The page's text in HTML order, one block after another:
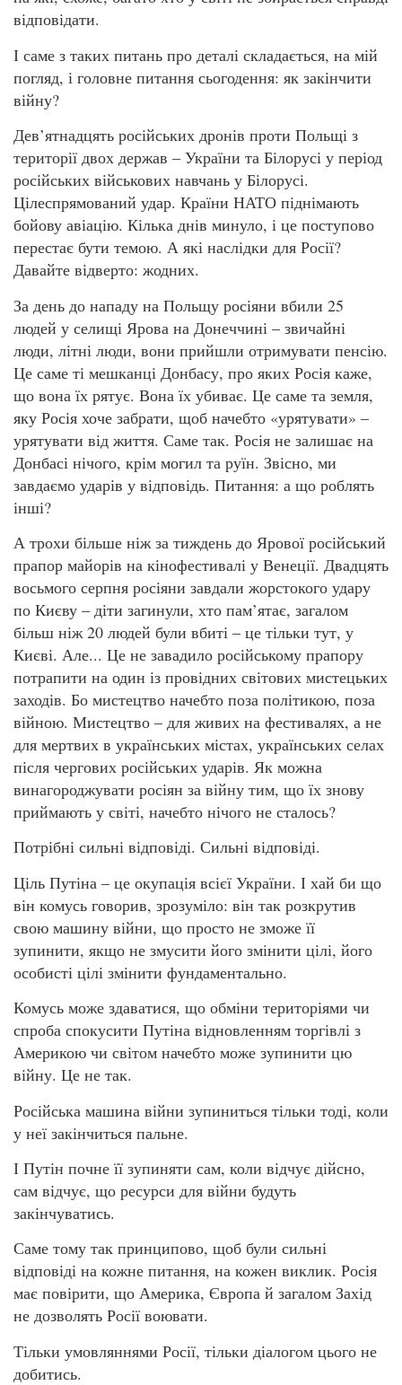
відповідати.
І саме з таких питань про деталі складається, на мій
погляд, і головне питання сьогодення: як закінчити
війну?
Дев’ятнадцять російських дронів проти Польщі з
території двох держав – України та Білорусі у період
російських військових навчань у Білорусі.
Цілеспрямований удар. Країни НАТО піднімають
бойову авіацію. Кілька днів минуло, і це поступово
перестає бути темою. А які наслідки для Росії?
Давайте відверто: жодних.
За день до нападу на Польщу росіяни вбили 25
людей у селищі Ярова на Донеччині – звичайні
люди, літні люди, вони прийшли отримувати пенсію.
Це саме ті мешканці Донбасу, про яких Росія каже,
що вона їх рятує. Вона їх убиває. Це саме та земля,
яку Росія хоче забрати, щоб начебто «урятувати» –
урятувати від життя. Саме так. Росія не залишає на
Донбасі нічого, крім могил та руїн. Звісно, ми
завдаємо ударів у відповідь. Питання: а що роблять
інші?
А трохи більше ніж за тиждень до Ярової російський
прапор майорів на кінофестивалі у Венеції. Двадцять
восьмого серпня росіяни завдали жорстокого удару
по Києву – діти загинули, хто пам’ятає, загалом
більш ніж 20 людей були вбиті – це тільки тут, у
Києві. Але... Це не завадило російському прапору
потрапити на один із провідних світових мистецьких
заходів. Бо мистецтво начебто поза політикою, поза
війною. Мистецтво – для живих на фестивалях, а не
для мертвих в українських містах, українських селах
після чергових російських ударів. Як можна
винагороджувати росіян за війну тим, що їх знову
приймають у світі, начебто нічого не сталось?
Потрібні сильні відповіді. Сильні відповіді.
Ціль Путіна – це окупація всієї України. І хай би що
він комусь говорив, зрозуміло: він так розкрутив
свою машину війни, що просто не зможе її
зупинити, якщо не змусити його змінити цілі, його
особисті цілі змінити фундаментально.
Комусь може здаватися, що обміни територіями чи
спроба спокусити Путіна відновленням торгівлі з
Америкою чи світом начебто може зупинити цю
війну. Це не так.
Російська машина війни зупиниться тільки тоді, коли
у неї закінчиться пальне.
І Путін почне її зупиняти сам, коли відчує дійсно,
сам відчує, що ресурси для війни будуть
закінчуватись.
Саме тому так принципово, щоб були сильні
відповіді на кожне питання, на кожен виклик. Росія
має повірити, що Америка, Європа й загалом Захід
не дозволять Росії воювати.
Тільки умовляннями Росії, тільки діалогом цього не
добитись.